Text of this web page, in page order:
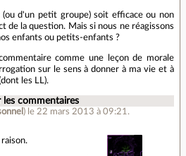
d'un petit groupe) soit efficace ou non
de la question. Mais si nous ne réagissons
enfants ou petits-enfants ?
comme une leçon de morale
sur le sens à donner à ma vie et à
les LL).
les commentaires
) le 22 mars 2013 à 09:21 .